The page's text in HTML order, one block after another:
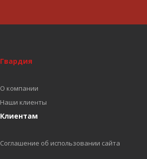
Гвардия
О компании
Наши клиенты
Клиентам
Соглашение об использовании сайта